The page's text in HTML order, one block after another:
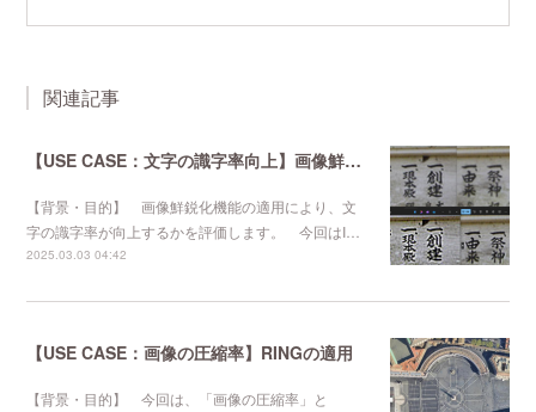
関連記事
【USE CASE：文字の識字率向上】画像鮮鋭化機能の適用
【背景・目的】 画像鮮鋭化機能の適用により、文
字の識字率が向上するかを評価します。 今回はI…
2025.03.03 04:42
【USE CASE：画像の圧縮率】RINGの適用
【背景・目的】 今回は、「画像の圧縮率」と